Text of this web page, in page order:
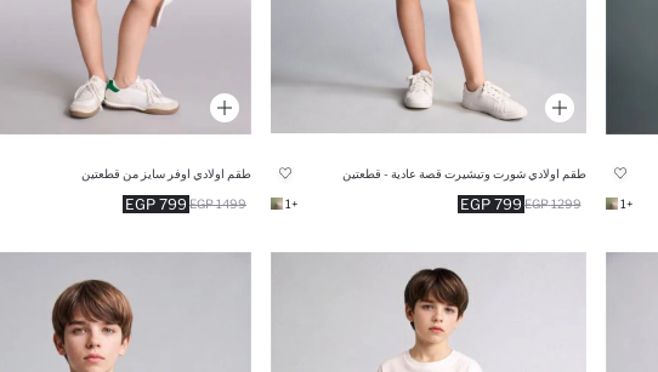
+1
طقم اولادي شورت وتيشيرت قصة عادية - قطعتين
799 EGP 1299 EGP
+1
طقم اولادي اوفر سايز من قطعتين
799 EGP 1499 EGP